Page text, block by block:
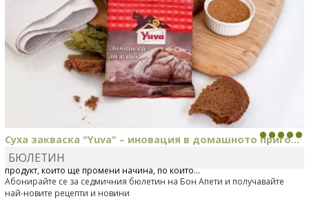
Суха закваска "Yuva" – иновация в домашното приго...
Отскоро Лесафр България стартира предлагането на изцяло нов
продукт, който ще промени начина, по който...
БЮЛЕТИН
Абонирайте се за седмичния бюлетин на Бон Апети и получавайте
най-новите рецепти и новини